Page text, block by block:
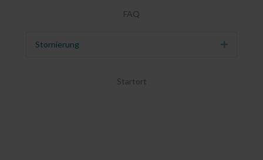
FAQ
Stornierung Erweitern
Startort